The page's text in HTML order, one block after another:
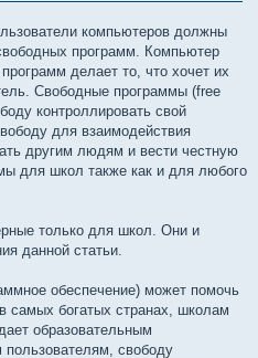
компьютеров должны
программ. Компьютер
делает то, что хочет их
Свободные программы (free
контроллировать свой
для взаимодействия
другим людям и вести честную
для школ также как и для любого
только для школ. Они и
данной статьи.
обеспечение) может помочь
самых богатых странах, школам
образовательным
свободу